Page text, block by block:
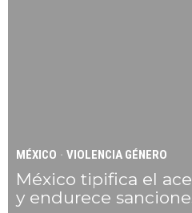
MÉXICO · VIOLENCIA GÉNERO
México tipifica el
y endurece